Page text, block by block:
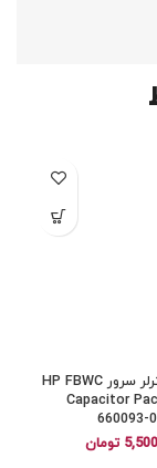
باتری ریدکنترلر سرور HP FBWC
Capacitor
660093-
تومان